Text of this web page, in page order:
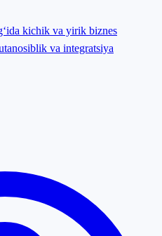
kichik va yirik biznes
va integratsiya